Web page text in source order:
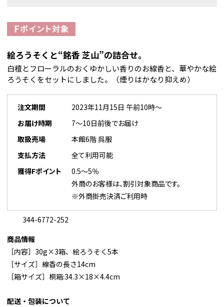
絵ろうそくと“銘香 芝山”の詰合せ。
白檀とフローラルのおくゆかしい香りのお線香と、華やかな絵
ろうそくをセットにしました。（煙りはかなり抑えめ）
注文期間
2023年11月15日 午前10時～
お届け時期
7～10日前後でお届け
取扱売場
本館6階 呉服
支払方法
全て利用可能
獲得Fポイント
0.5～5％
外商のお客様は、割引対象商品です。
※外商掛売決済ご利用時
344-6772-252
商品情報
［内容］30g×3箱、絵ろうそく5本
［サイズ］線香の長さ14cm
［箱サイズ］桐箱:34.3×18×4.4cm
配送・包装について